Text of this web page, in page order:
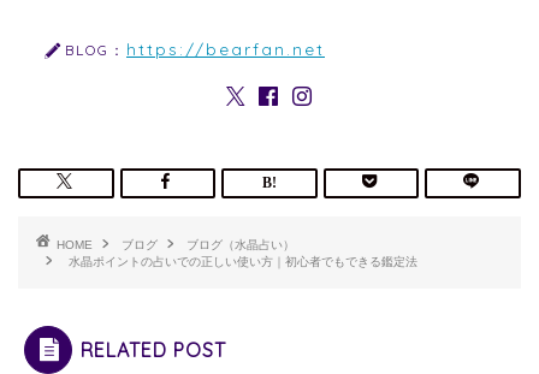
BLOG： https://bearfan.net
HOME ブログ
ブログ（水晶占い）
水晶ポイントの占いでの正しい使い方｜初心者でもできる鑑定法
RELATED POST